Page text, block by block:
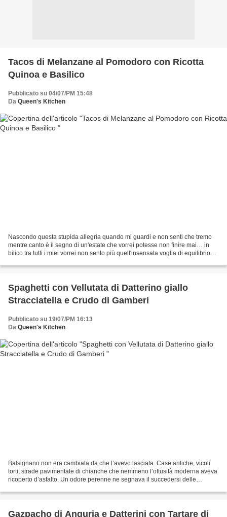
Tacos di Melanzane al Pomodoro con Ricotta
Quinoa e Basilico
Pubblicato su 04/07/PM 15:48
Da Queen's Kitchen
Nascondo questa stupida allegria quando mi guardi e non senti che tremo
mentre canto è il segno di un'estate che vorrei potesse non finire mai… in
bilico tra tutti i miei vorrei non sento più quell'insensata voglia di equilibrio
Spaghetti con Vellutata di Datterino giallo
Stracciatella e Crudo di Gamberi
Pubblicato su 19/07/PM 16:13
Da Queen's Kitchen
Balsignano non era cambiata da che l’avevo lasciata. Case antiche, vicoli
torti, strade pavimentate di chianche che nemmeno l’ottusità moderna aveva
ricoperto d’asfalto. Un odore perenne ne segnava il succedersi delle
Gazpacho di Anguria e Datterini con Tartare di